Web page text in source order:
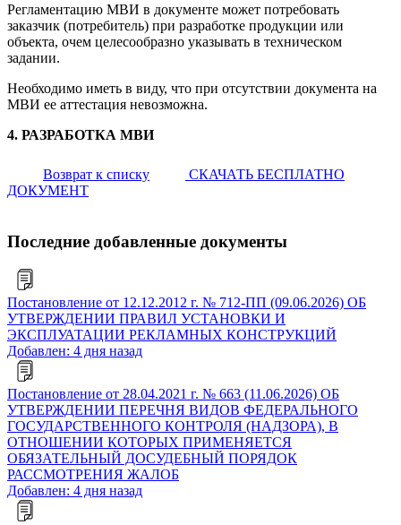
Регламентацию МВИ в документе может потребовать
заказчик (потребитель) при разработке продукции или
объекта, очем целесообразно указывать в техническом
задании.
Необходимо иметь в виду, что при отсутствии документа на
МВИ ее аттестация невозможна.
4. РАЗРАБОТКА МВИ
Возврат к списку
СКАЧАТЬ БЕСПЛАТНО
ДОКУМЕНТ
Последние добавленные документы
Постановление от 12.12.2012 г. № 712-ПП (09.06.2026) ОБ
УТВЕРЖДЕНИИ ПРАВИЛ УСТАНОВКИ И
ЭКСПЛУАТАЦИИ РЕКЛАМНЫХ КОНСТРУКЦИЙ
Добавлен: 4 дня назад
Постановление от 28.04.2021 г. № 663 (11.06.2026) ОБ
УТВЕРЖДЕНИИ ПЕРЕЧНЯ ВИДОВ ФЕДЕРАЛЬНОГО
ГОСУДАРСТВЕННОГО КОНТРОЛЯ (НАДЗОРА), В
ОТНОШЕНИИ КОТОРЫХ ПРИМЕНЯЕТСЯ
ОБЯЗАТЕЛЬНЫЙ ДОСУДЕБНЫЙ ПОРЯДОК
РАССМОТРЕНИЯ ЖАЛОБ
Добавлен: 4 дня назад